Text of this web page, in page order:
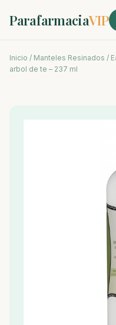
ParafarmaciaVIP
Inicio / Manteles Resinados /
arbol de te – 237 ml